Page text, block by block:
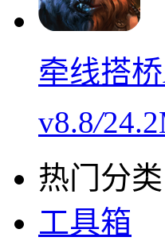
牵线搭
v8.8/
热门分类
工具箱